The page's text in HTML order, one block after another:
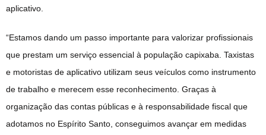
aplicativo.
“Estamos dando um passo importante para valorizar profissionais
que prestam um serviço essencial à população capixaba. Taxistas
e motoristas de aplicativo utilizam seus veículos como instrumento
de trabalho e merecem esse reconhecimento. Graças à
organização das contas públicas e à responsabilidade fiscal que
adotamos no Espírito Santo, conseguimos avançar em medidas